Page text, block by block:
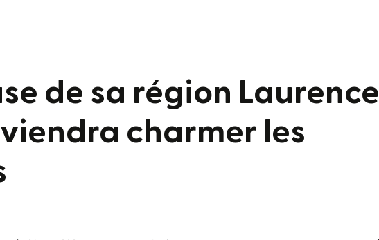
de sa région Laurence
charmer les